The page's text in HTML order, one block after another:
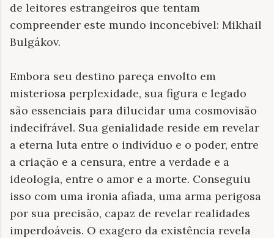
de leitores estrangeiros que tentam
compreender este mundo inconcebível: Mikhail
Bulgákov.
Embora seu destino pareça envolto em
misteriosa perplexidade, sua figura e legado
são essenciais para dilucidar uma cosmovisão
indecifrável. Sua genialidade reside em revelar
a eterna luta entre o indivíduo e o poder, entre
a criação e a censura, entre a verdade e a
ideologia, entre o amor e a morte. Conseguiu
isso com uma ironia afiada, uma arma perigosa
por sua precisão, capaz de revelar realidades
imperdoáveis. O exagero da existência revela